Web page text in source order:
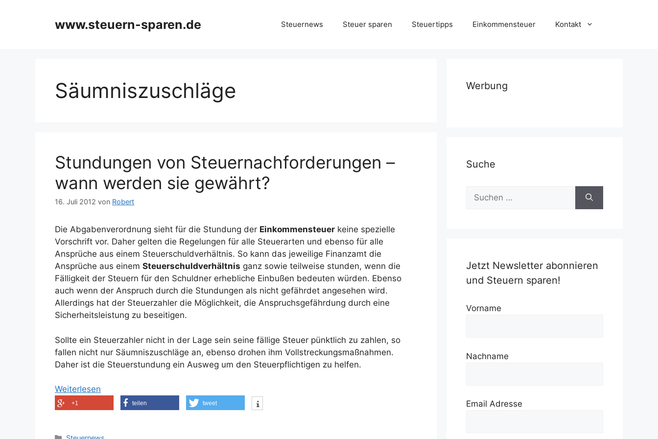
www.steuern-sparen.de Steuernews Steuer sparen Steuertipps Einkommensteuer Kontakt
Säumniszuschläge
Stundungen von Steuernachforderungen –
wann werden sie gewährt?
16. Juli 2012 von Robert
Die Abgabenverordnung sieht für die Stundung der Einkommensteuer keine spezielle
Vorschrift vor. Daher gelten die Regelungen für alle Steuerarten und ebenso für alle
Ansprüche aus einem Steuerschuldverhältnis. So kann das jeweilige Finanzamt die
Ansprüche aus einem Steuerschuldverhältnis ganz sowie teilweise stunden, wenn die
Fälligkeit der Steuern für den Schuldner erhebliche Einbußen bedeuten würden. Ebenso
auch wenn der Anspruch durch die Stundungen als nicht gefährdet angesehen wird.
Allerdings hat der Steuerzahler die Möglichkeit, die Anspruchsgefährdung durch eine
Sicherheitsleistung zu beseitigen.
Sollte ein Steuerzahler nicht in der Lage sein seine fällige Steuer pünktlich zu zahlen, so
fallen nicht nur Säumniszuschläge an, ebenso drohen ihm Vollstreckungsmaßnahmen.
Daher ist die Steuerstundung ein Ausweg um den Steuerpflichtigen zu helfen.
Weiterlesen
+1 teilen tweet
Werbung
Suche
Suchen
nach:
Jetzt Newsletter abonnieren
und Steuern sparen!
Vorname
Nachname
Email Adresse